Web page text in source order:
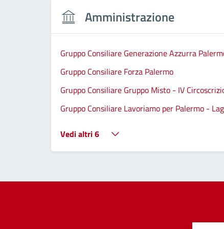
Amministrazione
Gruppo Consiliare Generazione Azzurra
Gruppo Consiliare Forza Palermo
Gruppo Consiliare Gruppo Misto - IV
Gruppo Consiliare Lavoriamo per Palermo -
Vedi altri 6